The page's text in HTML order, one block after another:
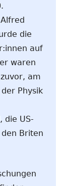
die
auf
waren
am
Physik
die US-
Briten